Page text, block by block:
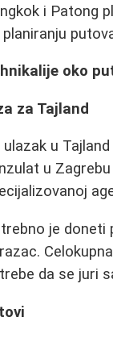
i Patong
planiranju
oko
za Tajland
ulazak u
u
je doneti
da se juri